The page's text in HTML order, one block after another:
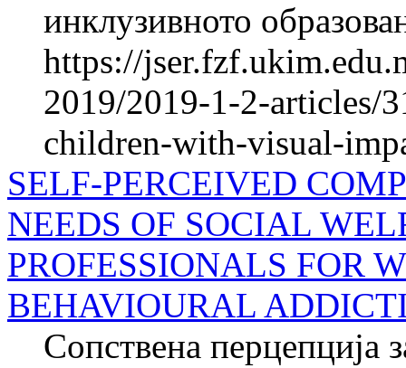
инклузивното
https://
2019/2019-1-2-articles/
children-with-visual-
SELF-PERCEIVED
NEEDS OF SOCIAL
PROFESSIONALS FOR
BEHAVIOURAL
Сопствена перцепција